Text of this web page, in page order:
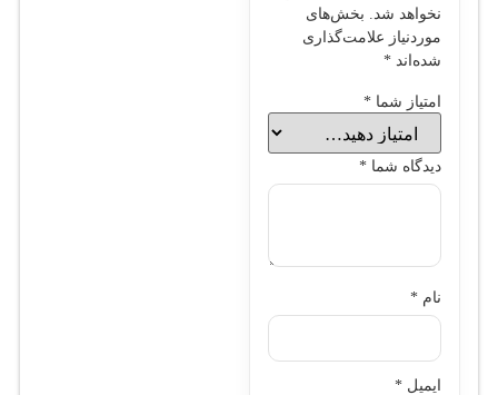
نخواهد شد.
بخش‌های
موردنیاز علامت‌گذاری
شده‌اند *
امتیاز شما *
دیدگاه شما *
نام *
ایمیل *